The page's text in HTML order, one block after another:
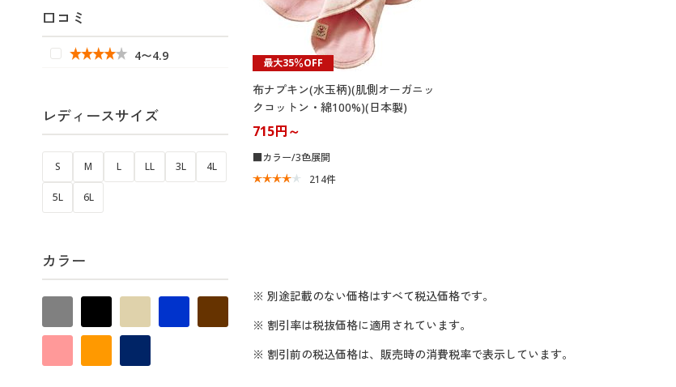
最大35％OFF
布ナプキン(水玉柄)(肌側オーガニッ
クコットン・綿100%)(日本製)
715円～
■カラー/3色展開
214件
※ 別途記載のない価格はすべて税込価格です。
※ 割引率は税抜価格に適用されています。
※ 割引前の税込価格は、販売時の消費税率で表示しています。
口コミ
4〜4.9
レディースサイズ
S M L LL 3L 4L
5L 6L
カラー